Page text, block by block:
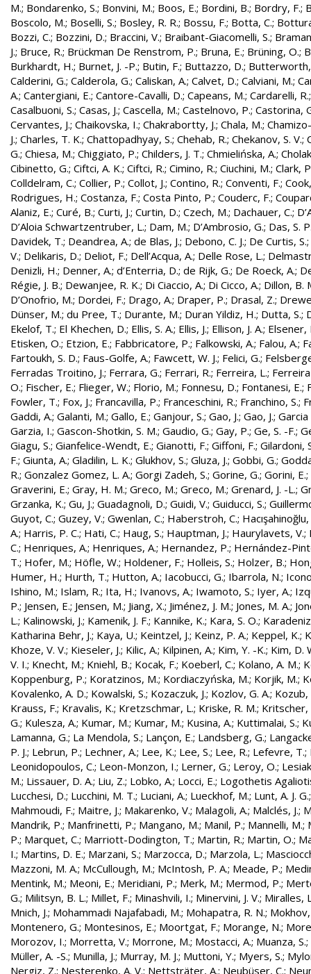
M.; Bondarenko, S.; Bonvini, M.; Boos, E.; Bordini, B.; Bordry, F.;
Boscolo, M.; Boselli, S.; Bosley, R. R.; Bossu, F.; Botta, C.;
Bozzi, C.; Bozzini, D.; Braccini, V.; Braibant-Giacomelli, S.;
J.; Bruce, R.; Brückman De Renstrom, P.; Bruna, E.; Brüning, O.;
Burkhardt, H.; Burnet, J. -P.; Butin, F.; Buttazzo, D.;
Calderini, G.; Calderola, G.; Caliskan, A.; Calvet, D.; Calviani, M.;
A.; Cantergiani, E.; Cantore-Cavalli, D.; Capeans, M.; Cardarelli, R.
Casalbuoni, S.; Casas, J.; Cascella, M.; Castelnovo, P.; Castorina,
Cervantes, J.; Chaikovska, I.; Chakrabortty, J.; Chala, M.;
J.; Charles, T. K.; Chattopadhyay, S.; Chehab, R.; Chekanov, S. V.;
G.; Chiesa, M.; Chiggiato, P.; Childers, J. T.; Chmielińska, A.;
Cibinetto, G.; Ciftci, A. K.; Ciftci, R.; Cimino, R.; Ciuchini, M.; Clark,
Colldelram, C.; Collier, P.; Collot, J.; Contino, R.; Conventi, F.;
Rodrigues, H.; Costanza, F.; Costa Pinto, P.; Couderc, F.;
Alaniz, E.; Curé, B.; Curti, J.; Curtin, D.; Czech, M.; Dachauer, C.;
D’Aloia Schwartzentruber, L.; Dam, M.; D’Ambrosio, G.; Das, S.
Davidek, T.; Deandrea, A.; de Blas, J.; Debono, C. J.; De Curtis, S.;
V.; Delikaris, D.; Deliot, F.; Dell’Acqua, A.; Delle Rose, L.;
Denizli, H.; Denner, A.; d’Enterria, D.; de Rijk, G.; De Roeck, A.;
Régie, J. B.; Dewanjee, R. K.; Di Ciaccio, A.; Di Cicco, A.; Dillon, B.
D’Onofrio, M.; Dordei, F.; Drago, A.; Draper, P.; Drasal, Z.;
Dünser, M.; du Pree, T.; Durante, M.; Duran Yildiz, H.; Dutta, S.;
Ekelof, T.; El Khechen, D.; Ellis, S. A.; Ellis, J.; Ellison, J. A.; Elsener,
Etisken, O.; Etzion, E.; Fabbricatore, P.; Falkowski, A.; Falou, A.;
Fartoukh, S. D.; Faus-Golfe, A.; Fawcett, W. J.; Felici, G.;
Ferradas Troitino, J.; Ferrara, G.; Ferrari, R.; Ferreira, L.;
O.; Fischer, E.; Flieger, W.; Florio, M.; Fonnesu, D.; Fontanesi, E.;
Fowler, T.; Fox, J.; Francavilla, P.; Franceschini, R.; Franchino, S.;
Gaddi, A.; Galanti, M.; Gallo, E.; Ganjour, S.; Gao, J.; Gao, J.; Garcia
Garzia, I.; Gascon-Shotkin, S. M.; Gaudio, G.; Gay, P.; Ge, S. -F.;
Giagu, S.; Gianfelice-Wendt, E.; Gianotti, F.; Giffoni, F.; Gilardoni,
F.; Giunta, A.; Gladilin, L. K.; Glukhov, S.; Gluza, J.; Gobbi, G.;
R.; Gonzalez Gomez, L. A.; Gorgi Zadeh, S.; Gorine, G.; Gorini, E.;
Graverini, E.; Gray, H. M.; Greco, M.; Greco, M.; Grenard, J. -L.;
Grzanka, K.; Gu, J.; Guadagnoli, D.; Guidi, V.; Guiducci, S.;
Guyot, C.; Guzey, V.; Gwenlan, C.; Haberstroh, C.;
A.; Harris, P. C.; Hati, C.; Haug, S.; Hauptman, J.; Haurylavets, V.;
C.; Henriques, A.; Henriques, A.; Hernandez, P.; Hernández-
T.; Hofer, M.; Höfle, W.; Holdener, F.; Holleis, S.; Holzer, B.;
Humer, H.; Hurth, T.; Hutton, A.; Iacobucci, G.; Ibarrola, N.;
Ishino, M.; Islam, R.; Ita, H.; Ivanovs, A.; Iwamoto, S.; Iyer, A.;
P.; Jensen, E.; Jensen, M.; Jiang, X.; Jiménez, J. M.; Jones, M. A.;
L.; Kalinowski, J.; Kamenik, J. F.; Kannike, K.; Kara, S. O.;
Katharina Behr, J.; Kaya, U.; Keintzel, J.; Keinz, P. A.; Keppel, K.;
Khoze, V. V.; Kieseler, J.; Kilic, A.; Kilpinen, A.; Kim, Y. -K.; Kim, D.
V. I.; Knecht, M.; Kniehl, B.; Kocak, F.; Koeberl, C.; Kolano, A. M.;
Koppenburg, P.; Koratzinos, M.; Kordiaczyńska, M.; Korjik, M.;
Kovalenko, A. D.; Kowalski, S.; Kozaczuk, J.; Kozlov, G. A.; Kozub,
Krauss, F.; Kravalis, K.; Kretzschmar, L.; Kriske, R. M.; Kritscher,
G.; Kulesza, A.; Kumar, M.; Kumar, M.; Kusina, A.; Kuttimalai, S.;
Lamanna, G.; La Mendola, S.; Lançon, E.; Landsberg, G.;
P. J.; Lebrun, P.; Lechner, A.; Lee, K.; Lee, S.; Lee, R.; Lefevre, T.;
Leonidopoulos, C.; Leon-Monzon, I.; Lerner, G.; Leroy, O.;
M.; Lissauer, D. A.; Liu, Z.; Lobko, A.; Locci, E.; Logothetis
Lucchesi, D.; Lucchini, M. T.; Luciani, A.; Lueckhof, M.; Lunt, A. J. G.
Mahmoudi, F.; Maitre, J.; Makarenko, V.; Malagoli, A.; Malclés, J.;
Mandrik, P.; Manfrinetti, P.; Mangano, M.; Manil, P.; Mannelli, M.;
P.; Marquet, C.; Marriott-Dodington, T.; Martin, R.; Martin, O.;
I.; Martins, D. E.; Marzani, S.; Marzocca, D.; Marzola, L.;
Mazzoni, M. A.; McCullough, M.; McIntosh, P. A.; Meade, P.;
Mentink, M.; Meoni, E.; Meridiani, P.; Merk, M.; Mermod, P.;
G.; Militsyn, B. L.; Millet, F.; Minashvili, I.; Minervini, J. V.; Miralles,
Mnich, J.; Mohammadi Najafabadi, M.; Mohapatra, R. N.;
Montenero, G.; Montesinos, E.; Moortgat, F.; Morange, N.;
Morozov, I.; Morretta, V.; Morrone, M.; Mostacci, A.; Muanza, S.;
Müller, A. -S.; Munilla, J.; Murray, M. J.; Muttoni, Y.; Myers, S.;
Nergiz, Z.; Nesterenko, A. V.; Nettsträter, A.; Neubüser, C.;